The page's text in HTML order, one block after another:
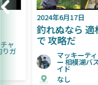
2024年6月17日
釣れぬなら 適材適所
で 攻略だ
マッキーティーチャ
ー 相模湖バス釣りガ
イド
なし